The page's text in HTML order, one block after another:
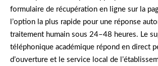
formulaire de récupération en ligne sur la
l’option la plus rapide pour une réponse
traitement humain sous 24–48 heures. Le
téléphonique académique répond en direct
d’ouverture et le service local de